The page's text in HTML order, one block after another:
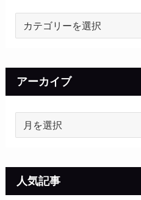
リ
ー
アーカイブ
イ
ブ
人気記事